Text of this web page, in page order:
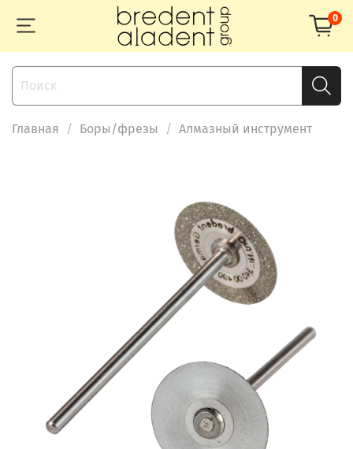
0
Главная Боры/фрезы Алмазный инструмент